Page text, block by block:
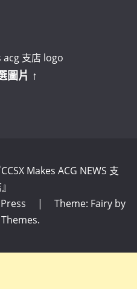
圖片 ↑
Makes ACG NEWS 支
|
Theme: Fairy by
.